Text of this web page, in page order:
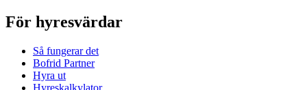
För hyresvärdar
Så fungerar det
Bofrid Partner
Hyra ut